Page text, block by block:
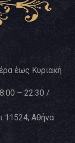
έως Κυριακή
– 22:30 /
11524, Αθήνα